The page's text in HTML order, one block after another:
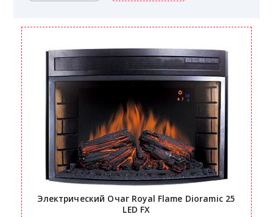
Электрический Очаг Royal Flame Dioramic 25
LED FX